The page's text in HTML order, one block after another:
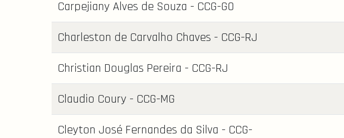
Carpejiany Alves de Souza - CCG-GO
Charleston de Carvalho Chaves - CCG-RJ
Christian Douglas Pereira - CCG-RJ
Claudio Coury - CCG-MG
Cleyton José Fernandes da Silva - CCG-